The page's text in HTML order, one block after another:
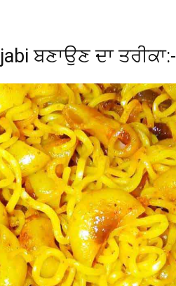
ਬਣਾਉਣ ਦਾ ਤਰੀਕਾ:-